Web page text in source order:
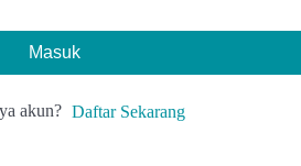
Masuk
akun? Daftar Sekarang